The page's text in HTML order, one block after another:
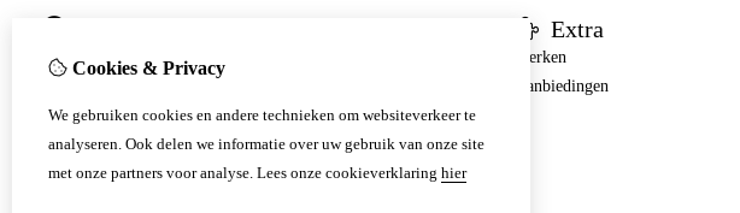
Algemene voorwaarden
Particulier
Privacy Policy
Verzending
Extra
Merken
Aanbiedingen
Cookies & Privacy
We gebruiken cookies en andere technieken om websiteverkeer te
analyseren. Ook delen we informatie over uw gebruik van onze site
met onze partners voor analyse. Lees onze cookieverklaring hier